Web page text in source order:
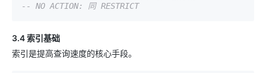
-- NO ACTION: 同 RESTRICT
3.4 索引基础
索引是提高查询速度的核心手段。